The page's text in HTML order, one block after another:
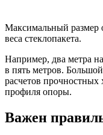
Максимальный размер
веса стеклопакета.
Например, два метра
в пять метров.
расчетов прочностных
профиля опоры.
Важен